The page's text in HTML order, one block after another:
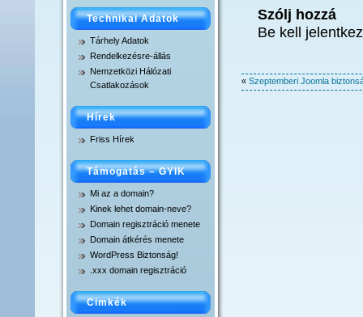
Technikai Adatok
Tárhely Adatok
Rendelkezésre-állás
Nemzetközi Hálózati
Csatlakozások
Hírek
Friss Hírek
Támogatás – GYIK
Mi az a domain?
Kinek lehet domain-neve?
Domain regisztráció menete
Domain átkérés menete
WordPress Biztonság!
.xxx domain regisztráció
Cimkék
Szólj hozzá
Be kell
« Szeptemberi Joomla